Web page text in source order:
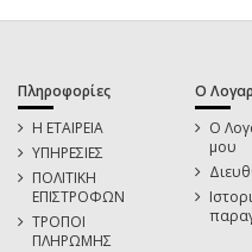
Πληροφορίες
Η ΕΤΑΙΡΕΙΑ
ΥΠΗΡΕΣΙΕΣ
ΠΟΛΙΤΙΚΗ
ΕΠΙΣΤΡΟΦΩΝ
ΤΡΟΠΟΙ
ΠΛΗΡΩΜΗΣ
Ο
Ο
μου